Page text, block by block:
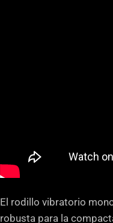
El rodillo vibratorio
robusta para la